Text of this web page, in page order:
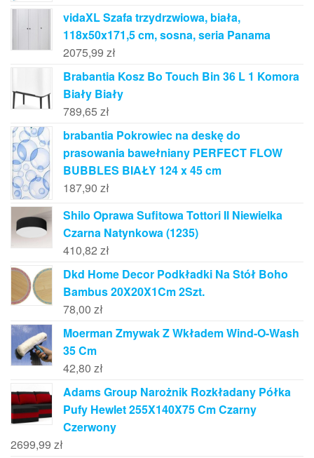
vidaXL Szafa trzydrzwiowa, biała,
118x50x171,5 cm, sosna, seria Panama
2075,99 zł
Brabantia Kosz Bo Touch Bin 36 L 1 Komora
Biały Biały
789,65 zł
brabantia Pokrowiec na deskę do
prasowania bawełniany PERFECT FLOW
BUBBLES BIAŁY 124 x 45 cm
187,90 zł
Shilo Oprawa Sufitowa Tottori Il Niewielka
Czarna Natynkowa (1235)
410,82 zł
Dkd Home Decor Podkładki Na Stół Boho
Bambus 20X20X1Cm 2Szt.
78,00 zł
Moerman Zmywak Z Wkładem Wind-O-Wash
35 Cm
42,80 zł
Adams Group Narożnik Rozkładany Półka
Pufy Hewlet 255X140X75 Cm Czarny
Czerwony
2699,99 zł